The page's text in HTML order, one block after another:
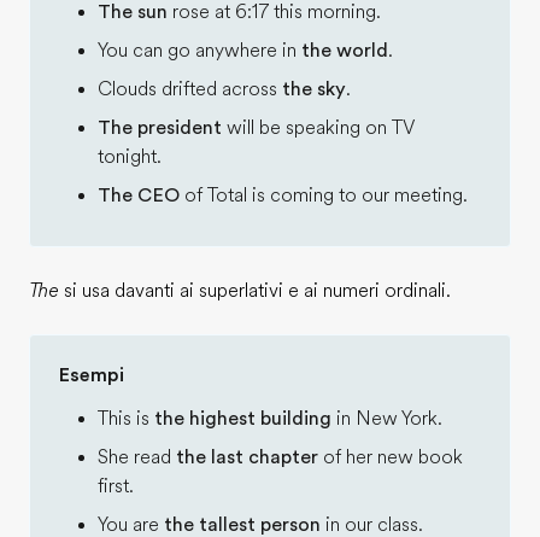
The sun rose at 6:17 this morning.
You can go anywhere in the world .
Clouds drifted across the sky.
The president will be speaking on TV
tonight.
The CEO of Total is coming to our meeting.
The si usa davanti ai superlativi e ai numeri ordinali.
Esempi
This is the highest building in New York.
She read the last chapter of her new book
first.
You are the tallest person in our class.